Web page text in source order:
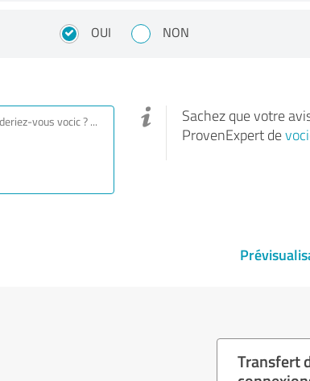
OUI NON
Sachez que votre
ProvenExpert de
Transfert